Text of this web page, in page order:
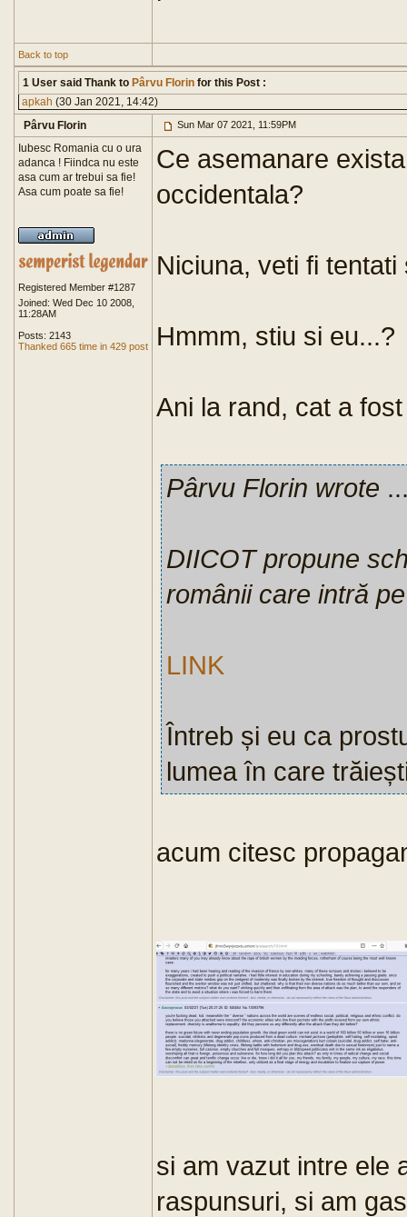
Back to top
1 User said Thank to Pârvu Florin for this Post :
apkah (30 Jan 2021, 14:42)
Pârvu Florin
Sun Mar 07 2021, 11:59PM
Iubesc Romania cu o ura
adanca ! Fiindca nu este
asa cum ar trebui sa fie!
Asa cum poate sa fie!
Registered Member #1287
Joined: Wed Dec 10 2008,
11:28AM
Posts: 2143
Thanked 665 time in 429 post
Ce asemanare
occidentala?
Niciuna, veti fi
Hmmm, stiu si eu...?
Ani la rand, cat a
Pârvu Florin wrote
DIICOT propune
românii care intră
LINK
Întreb și eu ca
lumea în care
acum citesc
si am vazut intre ele
raspunsuri, si am